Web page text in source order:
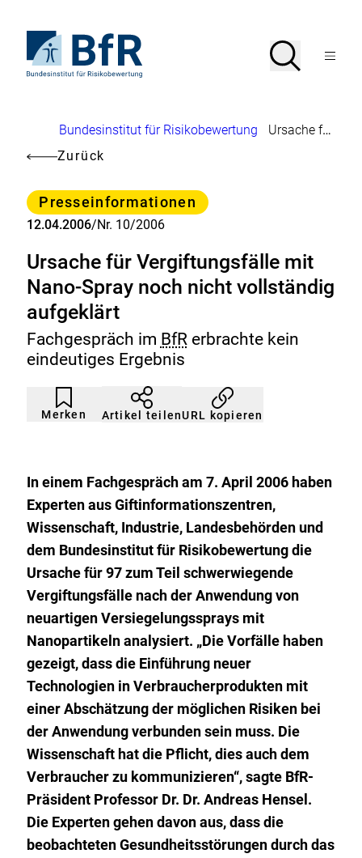
Seiteninhalt
springenStartseite
von
Suche
SucheMenü
Brotkrumennavigation
Bundesinstitut für Risikobewertung
Ursache für Vergiftungsfälle mit Nano-Spray noch nicht vollständig aufgeklärt
Zurück
Kategorie
Presseinformationen
12.04.2006/Nr. 10/2006
Ursache für Vergiftungsfälle mit
Nano-Spray noch nicht vollständig
aufgeklärt
Fachgespräch im BfRerbrachte kein
eindeutiges Ergebnis
Merken
Artikel
nicht
gemerkt
Durch
Klicken
der
Artikel teilenURL kopieren
In einem Fachgespräch am 7. April 2006 haben
Experten aus Giftinformationszentren,
Wissenschaft, Industrie, Landesbehörden und
dem Bundesinstitut für Risikobewertung die
Ursache für 97 zum Teil schwerwiegende
Vergiftungsfälle nach der Anwendung von
neuartigen Versiegelungssprays mit
Nanopartikeln analysiert. „Die Vorfälle haben
gezeigt, dass die Einführung neuer
Technologien in Verbraucherprodukten mit
einer Abschätzung der möglichen Risiken bei
der Anwendung verbunden sein muss. Die
Wissenschaft hat die Pflicht, dies auch dem
Verbraucher zu kommunizieren“, sagte BfR-
Präsident Professor Dr. Dr. Andreas Hensel.
Die Experten gehen davon aus, dass die
beobachteten Gesundheitsstörungen durch das